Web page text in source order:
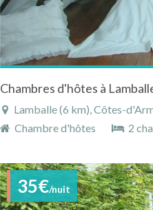
Chambres d'hôtes à
Lamballe (6 km), Côtes-
Chambre d'hôtes
2
35€/nuit